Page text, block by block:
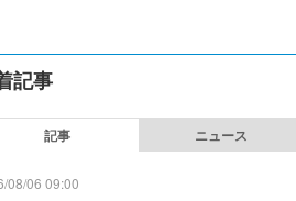
記事
記事 ニュース
08/06 09:00